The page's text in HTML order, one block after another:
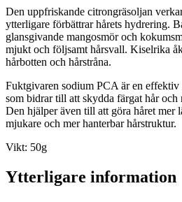
Den uppfriskande citrongräsoljan
ytterligare förbättrar hårets hydrering.
glansgivande mangosmör och
mjukt och följsamt hårsvall. Kiselrika
hårbotten och hårstråna.
Fuktgivaren sodium PCA är en effektiv
som bidrar till att skydda färgat hår och
Den hjälper även till att göra håret mer
mjukare och mer hanterbar hårstruktur.
Vikt: 50g
Ytterligare information